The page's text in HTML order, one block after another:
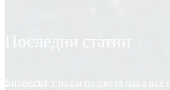
Последни статии
Бизнесът у нас и по света чака